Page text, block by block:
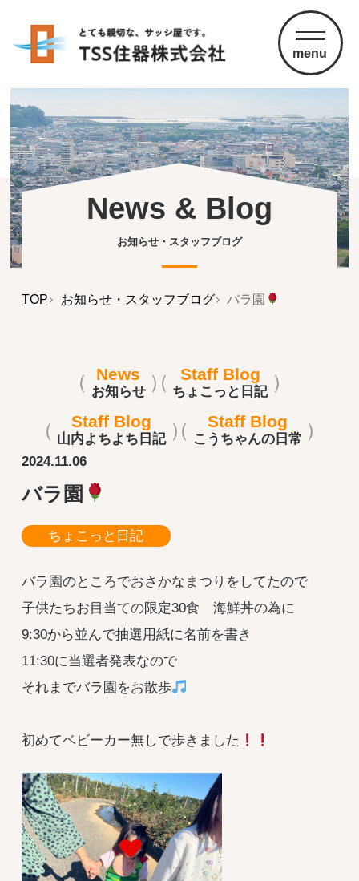
menu
News & Blog
お知らせ・スタッフブログ
TOP お知らせ・スタッフブログ バラ園
News
お知らせ
Staff Blog
ちょこっと日記
Staff Blog
山内よちよち日記
Staff Blog
こうちゃんの日常
2024.11.06
バラ園
ちょこっと日記
バラ園のところでおさかなまつりをしてたので
子供たちお目当ての限定30食 海鮮丼の為に
9:30から並んで抽選用紙に名前を書き
11:30に当選者発表なので
それまでバラ園をお散歩
初めてベビーカー無しで歩きました